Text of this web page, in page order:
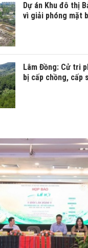
Dự án Khu đô thị
vì giải phóng mặt
Lâm Đồng: Cử tri
bị cấp chồng, cấp